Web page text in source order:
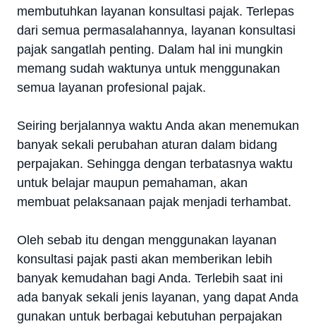
membutuhkan layanan konsultasi pajak. Terlepas
dari semua permasalahannya, layanan konsultasi
pajak sangatlah penting. Dalam hal ini mungkin
memang sudah waktunya untuk menggunakan
semua layanan profesional pajak.
Seiring berjalannya waktu Anda akan menemukan
banyak sekali perubahan aturan dalam bidang
perpajakan. Sehingga dengan terbatasnya waktu
untuk belajar maupun pemahaman, akan
membuat pelaksanaan pajak menjadi terhambat.
Oleh sebab itu dengan menggunakan layanan
konsultasi pajak pasti akan memberikan lebih
banyak kemudahan bagi Anda. Terlebih saat ini
ada banyak sekali jenis layanan, yang dapat Anda
gunakan untuk berbagai kebutuhan perpajakan